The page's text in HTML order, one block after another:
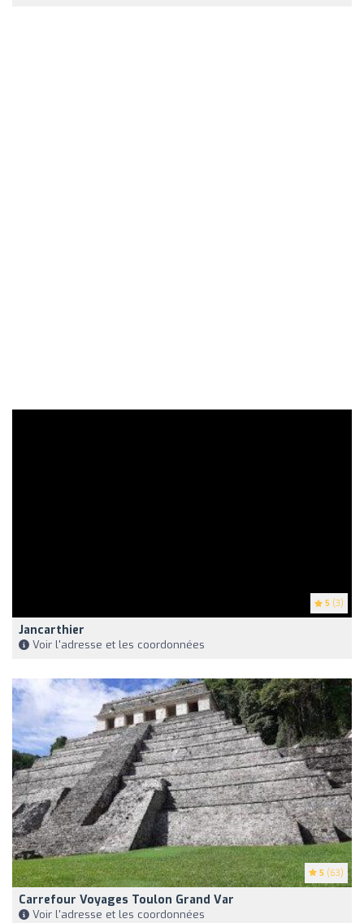
5 (3)
Jancarthier
Voir l'adresse et les coordonnées
5 (63)
Carrefour Voyages Toulon Grand Var
Voir l'adresse et les coordonnées